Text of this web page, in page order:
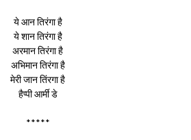
ये आन तिरंगा है
ये शान तिरंगा है
अरमान तिरंगा है
अभिमान तिरंगा है
मेरी जान तिंरगा है
हैप्पी आर्मी डे
*****